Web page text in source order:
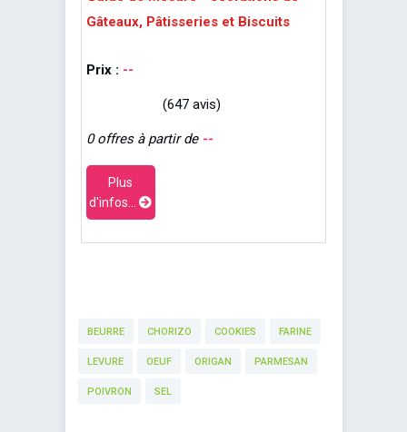
Gâteaux, Pâtisseries et Biscuits
Prix : --
(647 avis)
0 offres à partir de --
Plus
d'infos...
BEURRE CHORIZO COOKIES FARINE
LEVURE OEUF ORIGAN PARMESAN
POIVRON SEL